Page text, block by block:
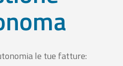
le tue fatture: